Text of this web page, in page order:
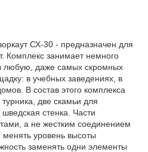
СХ-30 - предназначен для
Комплекс занимает немного
любую, даже самых скромных
в учебных заведениях, в
В состав этого комплекса
две скамьи для
стенка. Части
а не жестким соединением
менять уровень высоты
заменять одни элементы